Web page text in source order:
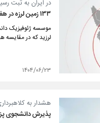
در ایران به ثبت
۱۳۳ زمین لرزه در هفته سوم شهریورماه
لرزید که در مقایسه هفته دوم با
۱۴۰۴/۰۶/۲۳
هشدار به
پذیرش دانشجوی